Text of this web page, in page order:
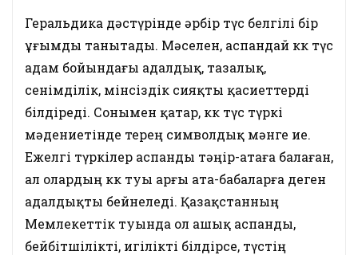
Геральдика дәстүрінде әрбір түс белгілі бір
ұғымды танытады. Мәселен, аспандай көк түс
адам бойындағы адалдық, тазалық,
сенімділік, мінсіздік сияқты қасиеттерді
білдіреді. Сонымен қатар, көк түс түркі
мәдениетінде терең символдық мәнге ие.
Ежелгі түркілер аспанды тәңір-атаға балаған,
ал олардың көк туы арғы ата-бабаларға деген
адалдықты бейнеледі. Қазақстанның
Мемлекеттік туында ол ашық аспанды,
бейбітшілікті, игілікті білдірсе, түстің